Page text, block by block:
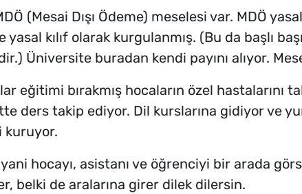
(Mesai Dışı Ödeme) meselesi var. MDÖ
yasal kılıf olarak kurgulanmış. (Bu da başlı
Üniversite buradan kendi payını alıyor.
eğitimi bırakmış hocaların özel hastalarını
ders takip ediyor. Dil kurslarına gidiyor ve
kuruyor.
hocayı, asistanı ve öğrenciyi bir arada
belki de aralarına girer dilek dilersin.